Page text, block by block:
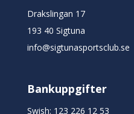
Drakslingan 17
193 40 Sigtuna
info@sigtunasportsclub.se
Bankuppgifter
Swish: 123 226 12 53